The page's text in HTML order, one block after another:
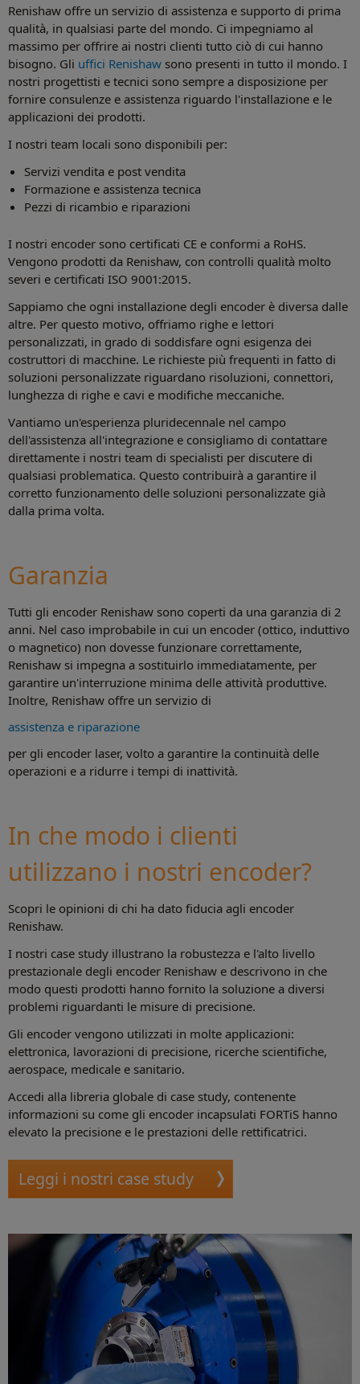
Renishaw offre un servizio di assistenza e supporto di prima
qualità, in qualsiasi parte del mondo. Ci impegniamo al
massimo per offrire ai nostri clienti tutto ciò di cui hanno
bisogno. Gli uffici Renishaw sono presenti in tutto il mondo. I
nostri progettisti e tecnici sono sempre a disposizione per
fornire consulenze e assistenza riguardo l'installazione e le
applicazioni dei prodotti.
I nostri team locali sono disponibili per:
Servizi vendita e post vendita
Formazione e assistenza tecnica
Pezzi di ricambio e riparazioni
I nostri encoder sono certificati CE e conformi a RoHS.
Vengono prodotti da Renishaw, con controlli qualità molto
severi e certificati ISO 9001:2015.
Sappiamo che ogni installazione degli encoder è diversa dalle
altre. Per questo motivo, offriamo righe e lettori
personalizzati, in grado di soddisfare ogni esigenza dei
costruttori di macchine. Le richieste più frequenti in fatto di
soluzioni personalizzate riguardano risoluzioni, connettori,
lunghezza di righe e cavi e modifiche meccaniche.
Vantiamo un'esperienza pluridecennale nel campo
dell'assistenza all'integrazione e consigliamo di contattare
direttamente i nostri team di specialisti per discutere di
qualsiasi problematica. Questo contribuirà a garantire il
corretto funzionamento delle soluzioni personalizzate già
dalla prima volta.
Garanzia
Tutti gli encoder Renishaw sono coperti da una garanzia di 2
anni. Nel caso improbabile in cui un encoder (ottico, induttivo
o magnetico) non dovesse funzionare correttamente,
Renishaw si impegna a sostituirlo immediatamente, per
garantire un'interruzione minima delle attività produttive.
Inoltre, Renishaw offre un servizio di
assistenza e riparazione
per gli encoder laser, volto a garantire la continuità delle
operazioni e a ridurre i tempi di inattività.
In che modo i clienti
utilizzano i nostri encoder?
Scopri le opinioni di chi ha dato fiducia agli encoder
Renishaw.
I nostri case study illustrano la robustezza e l'alto livello
prestazionale degli encoder Renishaw e descrivono in che
modo questi prodotti hanno fornito la soluzione a diversi
problemi riguardanti le misure di precisione.
Gli encoder vengono utilizzati in molte applicazioni:
elettronica, lavorazioni di precisione, ricerche scientifiche,
aerospace, medicale e sanitario.
Accedi alla libreria globale di case study, contenente
informazioni su come gli encoder incapsulati FORTiS hanno
elevato la precisione e le prestazioni delle rettificatrici.
Leggi i nostri case study